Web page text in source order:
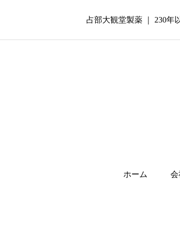
占部大観堂製薬 ｜ 230
ホーム 会